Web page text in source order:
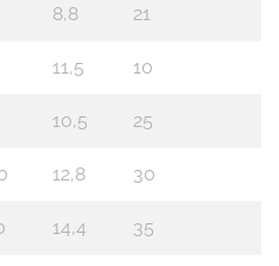
8,8 21
11,5 10
10,5 25
12,8 30
14,4 35